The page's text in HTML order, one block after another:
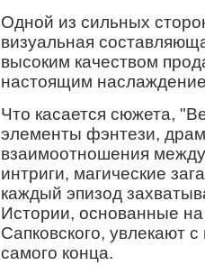
Одной из сильных
визуальная
высоким качеством
настоящим
Что касается сюжета,
элементы фэнтези,
взаимоотношения
интриги, магические
каждый эпизод
Истории, основанные
Сапковского, увлекают
самого конца.